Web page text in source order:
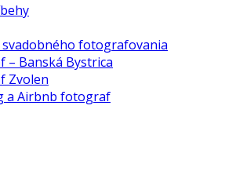
svadobného fotografovania
– Banská Bystrica
Zvolen
a Airbnb fotograf